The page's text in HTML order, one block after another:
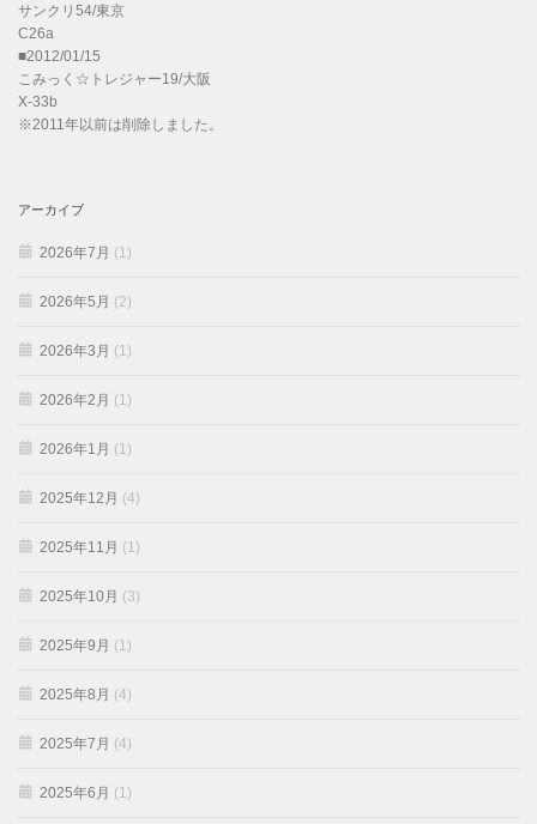
サンクリ54/東京
C26a
■2012/01/15
こみっく☆トレジャー19/大阪
X-33b
※2011年以前は削除しました。
アーカイブ
2026年7月 (1)
2026年5月 (2)
2026年3月 (1)
2026年2月 (1)
2026年1月 (1)
2025年12月 (4)
2025年11月 (1)
2025年10月 (3)
2025年9月 (1)
2025年8月 (4)
2025年7月 (4)
2025年6月 (1)